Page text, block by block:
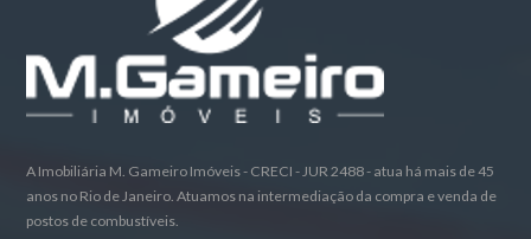
A Imobiliária M. Gameiro Imóveis - CRECI - JUR 2488 - atua há mais de 45
anos no Rio de Janeiro. Atuamos na intermediação da compra e venda de
postos de combustíveis.